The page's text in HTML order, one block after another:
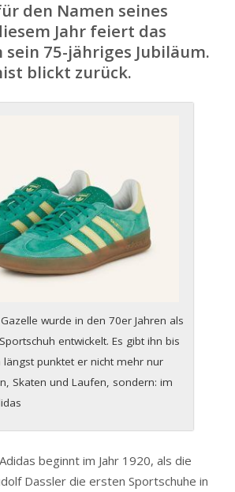
den Namen seines
Jahr feiert das
75-jähriges Jubiläum.
blickt zurück.
wurde in den 70er Jahren als
entwickelt. Es gibt ihn bis
längst punktet er nicht mehr nur
Skaten und Laufen, sondern: im
beginnt im Jahr 1920, als die
Dassler die ersten Sportschuhe in